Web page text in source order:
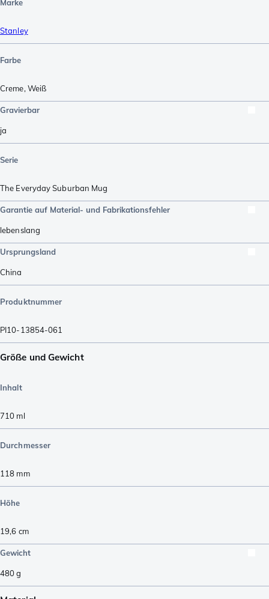
Marke
Stanley
Farbe
Creme,Weiß
Gravierbar
ja
Serie
The Everyday Suburban Mug
Garantie auf Material- und Fabrikationsfehler
lebenslang
Ursprungsland
China
Produktnummer
PI10-13854-061
Größe und Gewicht
Inhalt
710 ml
Durchmesser
118 mm
Höhe
19,6 cm
Gewicht
480g